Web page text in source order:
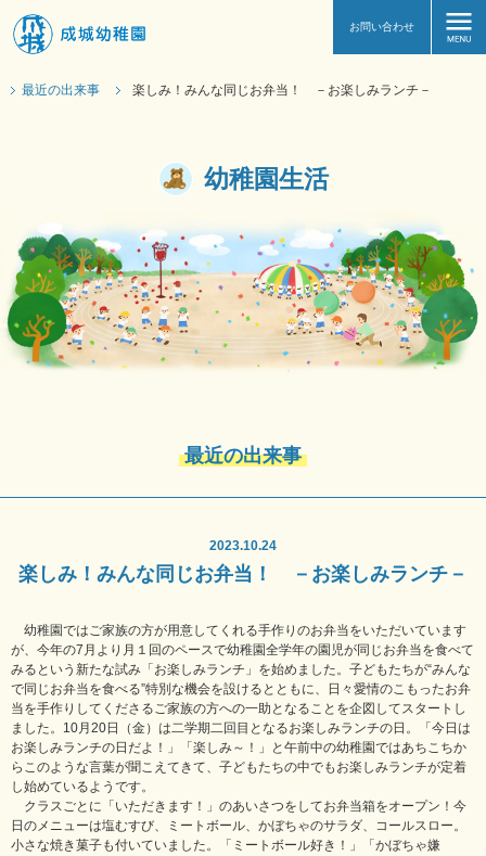
お問い合わせ
最近の出来事 楽しみ！みんな同じお弁当！ －お楽しみランチ－
幼稚園生活
最近の出来事
2023.10.24
楽しみ！みんな同じお弁当！ －お楽しみランチ－
幼稚園ではご家族の方が用意してくれる手作りのお弁当をいただいています
が、今年の7月より月１回のペースで幼稚園全学年の園児が同じお弁当を食べて
みるという新たな試み「お楽しみランチ」を始めました。子どもたちが“みんな
で同じお弁当を食べる”特別な機会を設けるとともに、日々愛情のこもったお弁
当を手作りしてくださるご家族の方への一助となることを企図してスタートし
ました。10月20日（金）は二学期二回目となるお楽しみランチの日。「今日は
お楽しみランチの日だよ！」「楽しみ～！」と午前中の幼稚園ではあちこちか
らこのような言葉が聞こえてきて、子どもたちの中でもお楽しみランチが定着
し始めているようです。
クラスごとに「いただきます！」のあいさつをしてお弁当箱をオープン！今
日のメニューは塩むすび、ミートボール、かぼちゃのサラダ、コールスロー。
小さな焼き菓子も付いていました。「ミートボール好き！」「かぼちゃ嫌